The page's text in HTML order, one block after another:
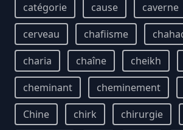
catégorie
cause caverne
cerveau
chafiisme
charia
chaîne cheikh
cheminant
cheminement
Chine
chirk chirurgie